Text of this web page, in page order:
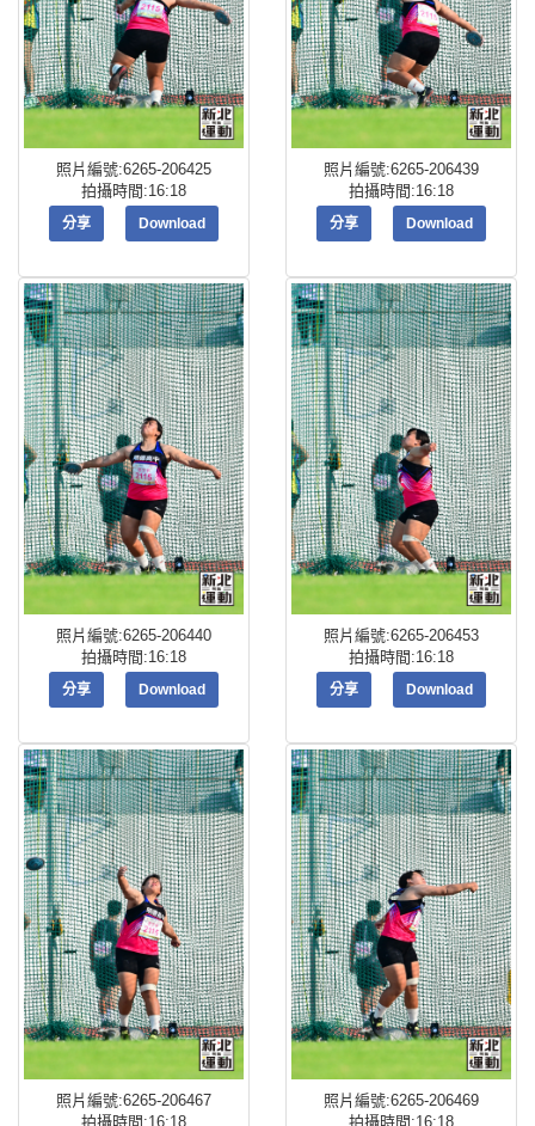
照片編號:6265-206425
拍攝時間:16:18
分享 Download
照片編號:6265-206439
拍攝時間:16:18
分享 Download
照片編號:6265-206440
拍攝時間:16:18
分享 Download
照片編號:6265-206453
拍攝時間:16:18
分享 Download
照片編號:6265-206467
拍攝時間:16:18
照片編號:6265-206469
拍攝時間:16:18